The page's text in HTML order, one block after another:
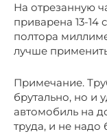
На отрезанную
приварена 13-
полтора
лучше
Примечание.
брутально, но и
автомобиль на
труда, и не надо